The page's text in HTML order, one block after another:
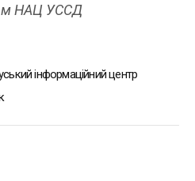
НАЦ УССД
інформаційний центр